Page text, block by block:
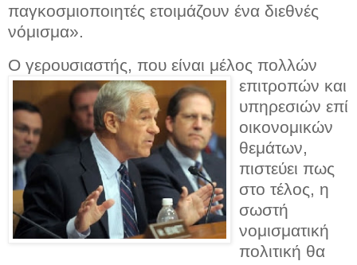
παγκοσμιοποιητές ετοιμάζουν ένα διεθνές
νόμισμα».
Ο γερουσιαστής, που είναι μέλος πολλών
επιτροπών και
υπηρεσιών επί
οικονομικών
θεμάτων,
πιστεύει πως
στο τέλος, η
σωστή
νομισματική
πολιτική θα